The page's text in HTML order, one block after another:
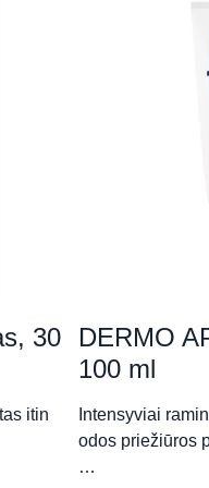
Kaunas
(Raimonda
(Natalija
30
itin
DERMO
100 ml
Intensyviai
odos priežiūros
…